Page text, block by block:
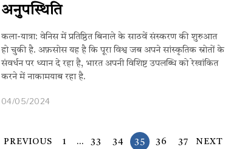
अनुपस्थिति
कला-यात्रा: वेनिस में प्रतिष्ठित बिनाले के साठवें संस्करण की शुरुआत
हो चुकी है. अफ़सोस यह है कि पूरा विश्व जब अपने सांस्कृतिक स्रोतों के
संवर्धन पर ध्यान दे रहा है, भारत अपनी विशिष्ट उपलब्धि को रेखांकित
करने में नाकामयाब रहा है.
04/05/2024
PREVIOUS 1 … 33 34 35 36 37 NEXT